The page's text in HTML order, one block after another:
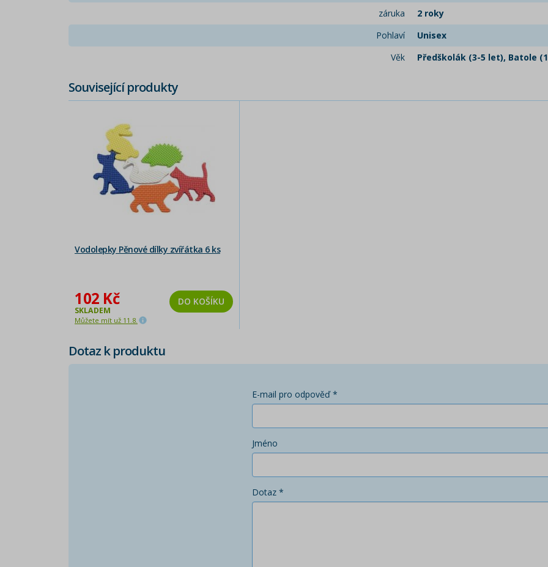
záruka
2 roky
Pohlaví
Unisex
Věk
Předškolák (3-5 let), Batole
Související produkty
Vodolepky Pěnové dílky zvířátka 6 ks
102 Kč
SKLADEM
Můžete mít už 11.8.
DO KOŠÍKU
Dotaz k produktu
E-mail pro odpověď *
Jméno
Dotaz *